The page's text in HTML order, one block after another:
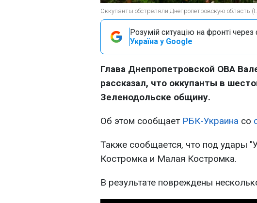
Оккупанты обстреляли Днепропетровскую область
Розумій ситуацію на фронті через
Україна у Google
Глава Днепропетровской ОВА
рассказал, что оккупанты в
Зеленодольске общину.
Об этом сообщает РБК-Украина со
Также сообщается, что под удары
Костромка и Малая Костромка.
В результате повреждены